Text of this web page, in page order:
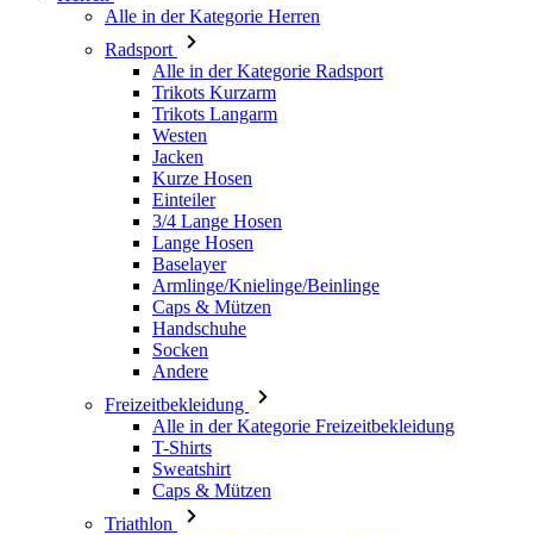
Trikots Langarm
Westen
Jacken
Kurze Hosen
Einteiler
3/4 Lange Hosen
Lange Hosen
Baselayer
Armlinge/Knielinge/Beinlinge
Caps & Mützen
Handschuhe
Socken
Andere
Freizeitbekleidung
Alle in der Kategorie Freizeitbekleidung
T-Shirts
Sweatshirt
Caps & Mützen
Triathlon
Alle in der Kategorie Triathlon
Top
Anzüge
Kurze Hosen
Sommer 2026